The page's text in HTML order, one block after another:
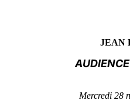
JEAN
Mercredi 28